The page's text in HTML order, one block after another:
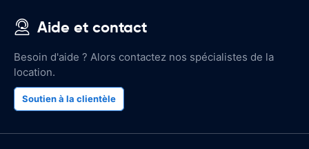
Aide et contact
Besoin d'aide ? Alors contactez nos spécialistes de la
location.
Soutien à la clientèle